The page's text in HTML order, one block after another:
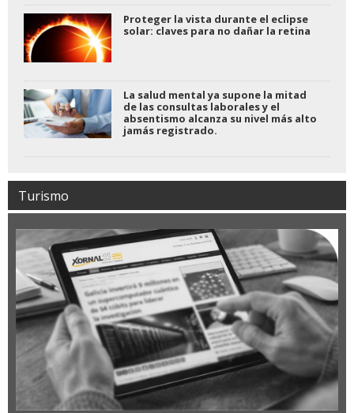
Proteger la vista durante el eclipse
solar: claves para no dañar la retina
La salud mental ya supone la mitad
de las consultas laborales y el
absentismo alcanza su nivel más alto
jamás registrado.
Turismo